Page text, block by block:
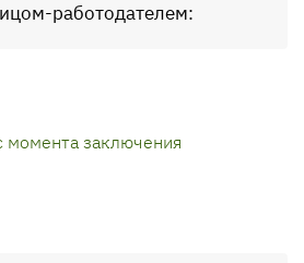
работодателем:
момента заключения